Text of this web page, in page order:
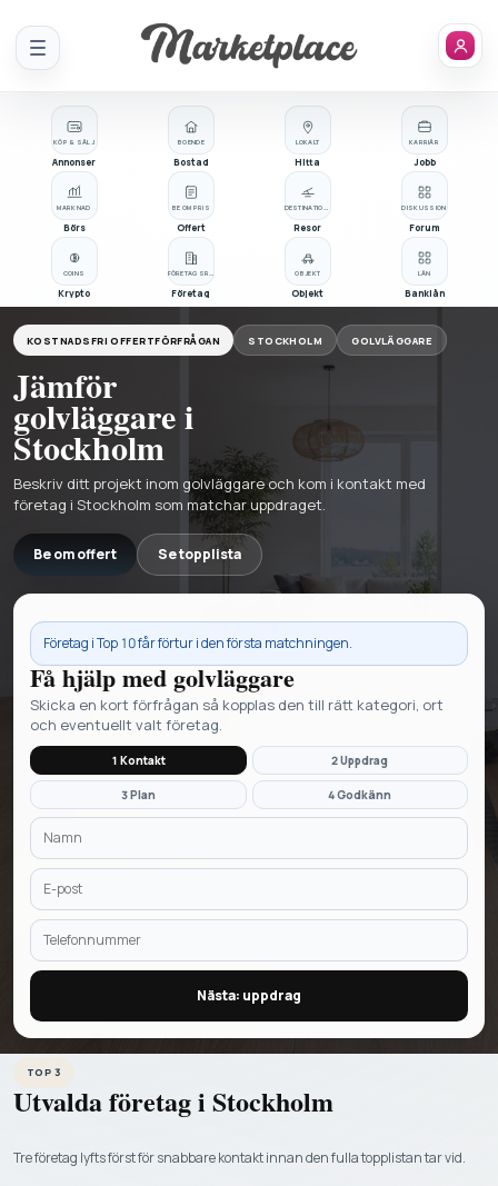
Meny
KÖP & SÄLJ
Annonser
BOENDE
Bostad
OBJEKT
Objekt
BE OM PRIS
Offert
Företag
LÅN
Banklån
MARKNAD
Börs
LOKALT
Hitta
KARRIÄR
Jobb
Resor
COINS
Krypto
DISKUSSION
Forum
KOSTNADSFRI OFFERTFÖRFRÅGAN STOCKHOLM GOLVLÄGGARE
Jämför
golvläggare i
Stockholm
Beskriv ditt projekt inom golvläggare och kom i kontakt med
företag i Stockholm som matchar uppdraget.
Be om offert Se topplista
Företag iTop 10får förtur i den första matchningen.
Få hjälp medgolvläggare
Skicka en kort förfrågan så kopplas den till rätt kategori, ort
och eventuellt valt företag.
1 Kontakt 2 Uppdrag
3 Plan 4 Godkänn
Nästa: uppdrag
TOP 3
Utvalda företag i Stockholm
Tre företag lyfts först för snabbare kontakt innan den fulla topplistan tar vid.